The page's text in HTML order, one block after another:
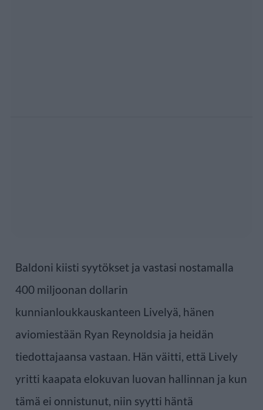
Baldoni kiisti syytökset ja vastasi nostamalla
400 miljoonan dollarin
kunnianloukkauskanteen Livelyä, hänen
aviomiestään Ryan Reynoldsia ja heidän
tiedottajaansa vastaan. Hän väitti, että Lively
yritti kaapata elokuvan luovan hallinnan ja kun
tämä ei onnistunut, niin syytti häntä